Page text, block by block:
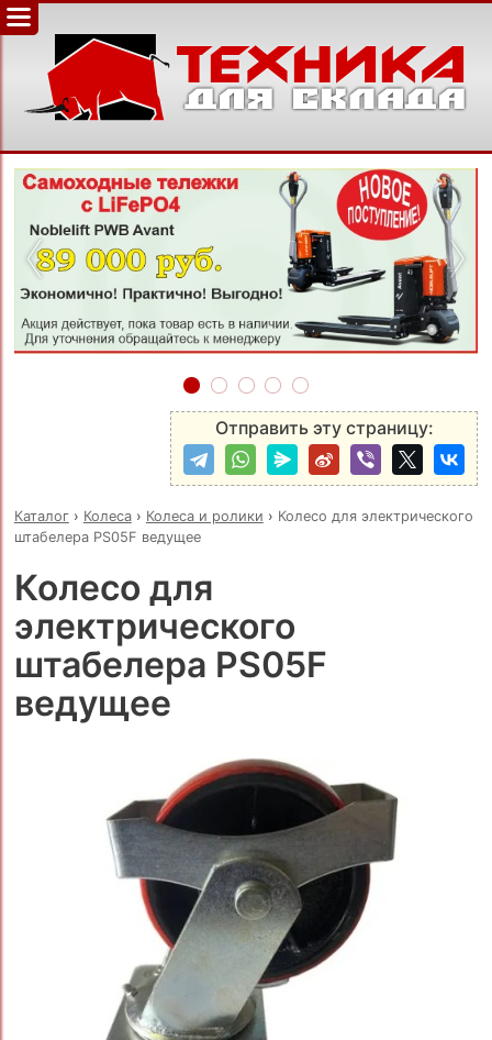
‹ ›
Отправить эту страницу:
Каталог› Колеса› Колеса и ролики › Колесо для электрического
штабелера PS05F ведущее
Колесо для
электрического
штабелера PS05F
ведущее